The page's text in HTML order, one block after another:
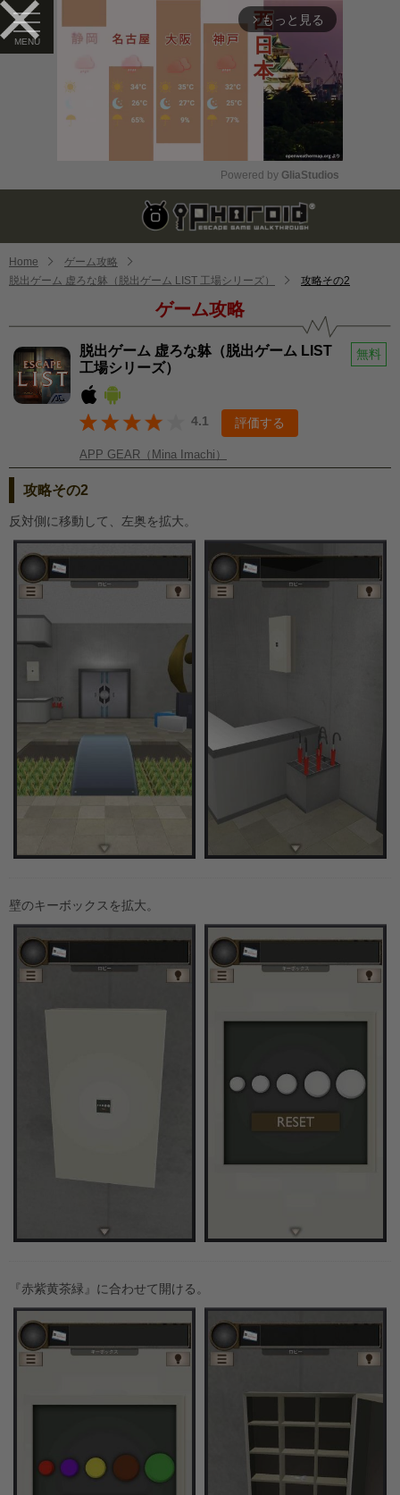
arrow_forward_ios もっと見る
Mute
Powered by GliaStudios
Home
ゲーム攻略
脱出ゲーム 虚ろな躰（脱出ゲーム LIST 工場シリーズ）
攻略その2
ゲーム攻略
脱出ゲーム 虚ろな躰（脱出ゲーム LIST
工場シリーズ）
無料
4.1 評価する
APP GEAR（Mina Imachi）
攻略その2
反対側に移動して、左奥を拡大。
壁のキーボックスを拡大。
『赤紫黄茶緑』に合わせて開ける。